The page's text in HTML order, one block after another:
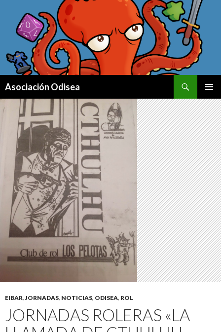
Asociación Odisea
MENÚ
EIBAR, JORNADAS, NOTICIAS, ODISEA, ROL
JORNADAS ROLERAS «LA